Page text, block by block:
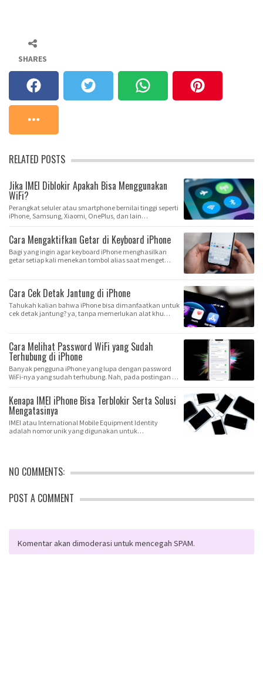
SHARES
RELATED POSTS
Jika IMEI Diblokir Apakah Bisa Menggunakan
WiFi?
Perangkat seluler atau smartphone bernilai tinggi seperti
iPhone, Samsung, Xiaomi, OnePlus, dan lain…
Cara Mengaktifkan Getar di Keyboard iPhone
Bagi yang ingin agar keyboard iPhone menghasilkan
getar setiap kali menekan tombol alias saat menget…
Cara Cek Detak Jantung di iPhone
Tahukah kalian bahwa iPhone bisa dimanfaatkan untuk
cek detak jantung? ya, tanpa memerlukan alat khu…
Cara Melihat Password WiFi yang Sudah
Terhubung di iPhone
Banyak pengguna iPhone yang lupa dengan password
WiFi-nya yang sudah terhubung. Nah, pada postingan …
Kenapa IMEI iPhone Bisa Terblokir Serta Solusi
Mengatasinya
IMEI atau International Mobile Equipment Identity
adalah nomor unik yang digunakan untuk
NO COMMENTS:
POST A COMMENT
Komentar akan dimoderasi untuk mencegah SPAM.